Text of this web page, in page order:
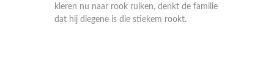
kleren nu naar rook ruiken, denkt de familie
dat hij diegene is die stiekem rookt.